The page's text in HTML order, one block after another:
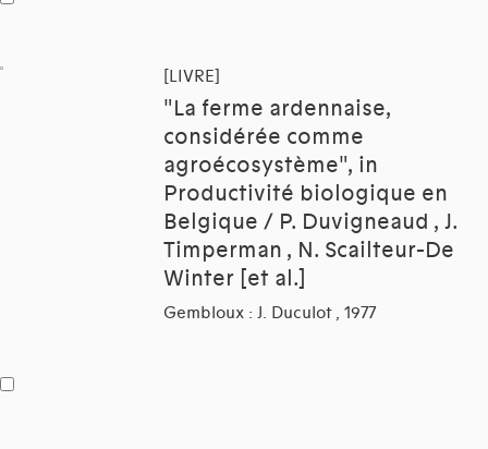
[LIVRE]
"La ferme ardennaise,
considérée comme
agroécosystème", in
Productivité biologique en
Belgique / P. Duvigneaud , J.
Timperman , N. Scailteur-De
Winter [et al.]
Gembloux : J. Duculot , 1977